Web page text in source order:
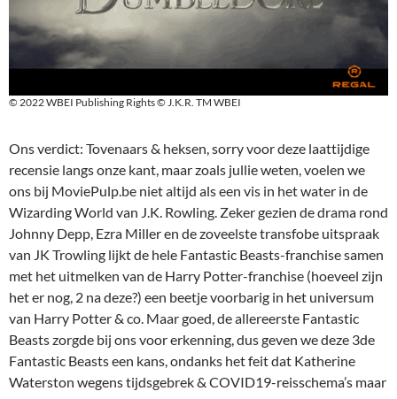
© 2022 WBEI Publishing Rights © J.K.R. TM WBEI
Ons verdict: Tovenaars & heksen, sorry voor deze laattijdige
recensie langs onze kant, maar zoals jullie weten, voelen we
ons bij MoviePulp.be niet altijd als een vis in het water in de
Wizarding World van J.K. Rowling. Zeker gezien de drama rond
Johnny Depp, Ezra Miller en de zoveelste transfobe uitspraak
van JK Trowling lijkt de hele Fantastic Beasts-franchise samen
met het uitmelken van de Harry Potter-franchise (hoeveel zijn
het er nog, 2 na deze?) een beetje voorbarig in het universum
van Harry Potter & co. Maar goed, de allereerste Fantastic
Beasts zorgde bij ons voor erkenning, dus geven we deze 3de
Fantastic Beasts een kans, ondanks het feit dat Katherine
Waterston wegens tijdsgebrek & COVID19-reisschema’s maar